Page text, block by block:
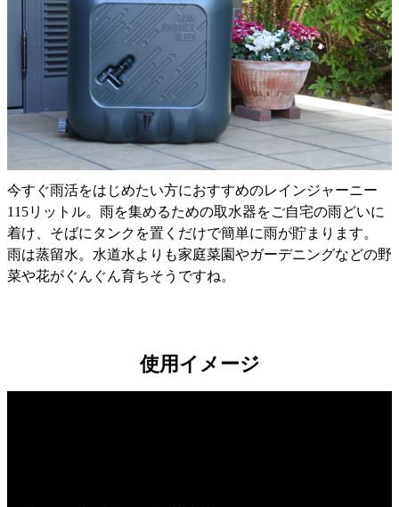
今すぐ雨活をはじめたい方におすすめのレインジャーニー
115リットル。雨を集めるための取水器をご自宅の雨どいに
着け、そばにタンクを置くだけで簡単に雨が貯まります。
雨は蒸留水。水道水よりも家庭菜園やガーデニングなどの野
菜や花がぐんぐん育ちそうですね。
使用イメージ